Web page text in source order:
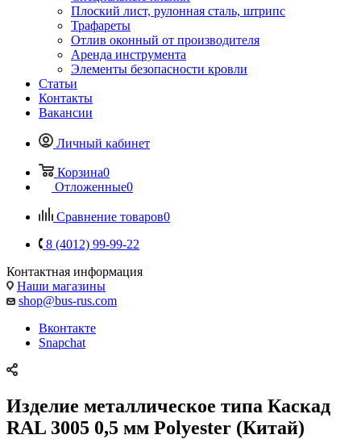
Плоский лист, рулонная сталь, штрипс
Трафареты
Отлив оконный от производителя
Аренда инструмента
Элементы безопасности кровли
Статьи
Контакты
Вакансии
Личный кабинет
Корзина0
Отложенные0
Сравнение товаров0
8 (4012) 99-99-22
Контактная информация
Наши магазины
shop@bus-rus.com
Вконтакте
Snapchat
Изделие металлическое типа Каскад
RAL 3005 0,5 мм Polyester (Китай)